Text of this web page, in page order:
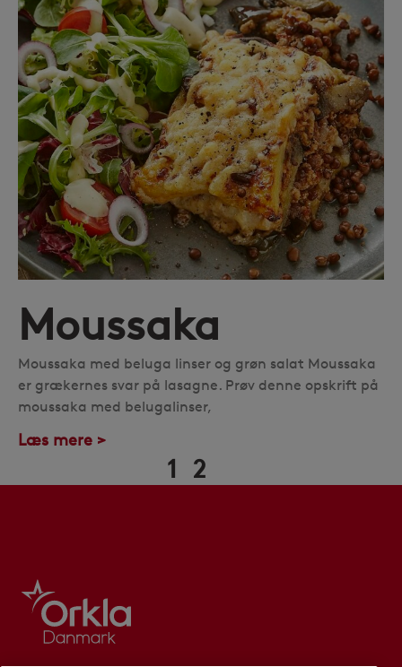
Moussaka
Moussaka med beluga linser og grøn salat Moussaka
er grækernes svar på lasagne. Prøv denne opskrift på
moussaka med belugalinser,
Læs mere >
1 2